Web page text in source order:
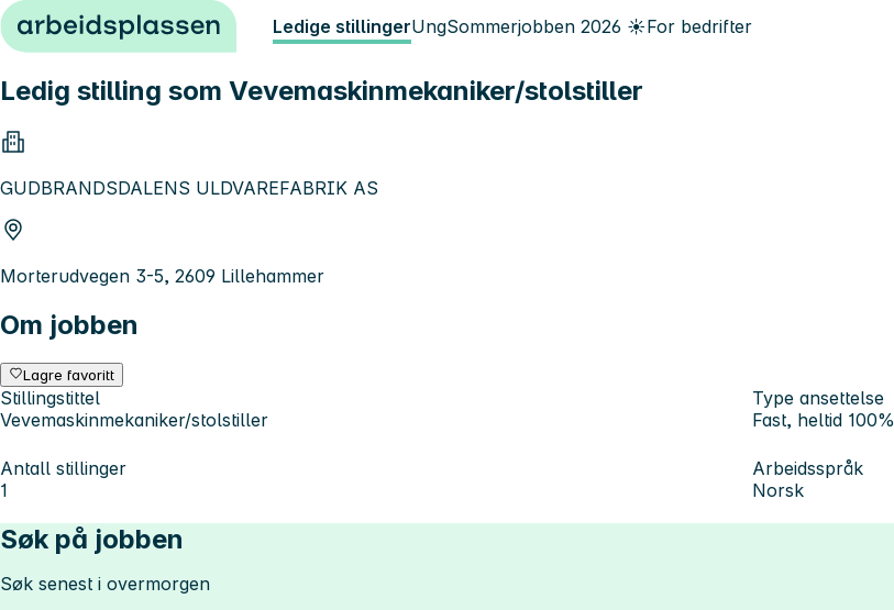
Hopp til innhold Ledige stillingerUngSommerjobben 2026 ☀️For bedrifter
Ledig stilling som Vevemaskinmekaniker/stolstiller
GUDBRANDSDALENS ULDVAREFABRIK AS
Morterudvegen 3-5, 2609 Lillehammer
Om jobben
Lagre favoritt
Stillingstittel
Vevemaskinmekaniker/stolstiller
Type ansettelse
Fast, heltid 100%
Antall stillinger
1
Arbeidsspråk
Norsk
Søk på jobben
Søk senest i overmorgen